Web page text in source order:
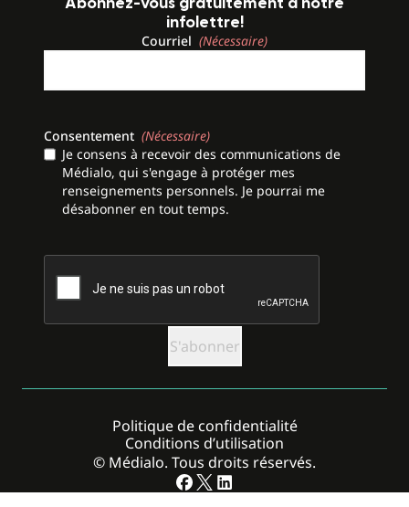
Abonnez-vous gratuitement à notre
infolettre!
Courriel (Nécessaire)
Consentement (Nécessaire)
Je consens à recevoir des communications de
Médialo, qui s'engage à protéger mes
renseignements personnels. Je pourrai me
désabonner en tout temps.
© Médialo. Tous droits réservés.
Politique de confidentialité
Conditions d’utilisation